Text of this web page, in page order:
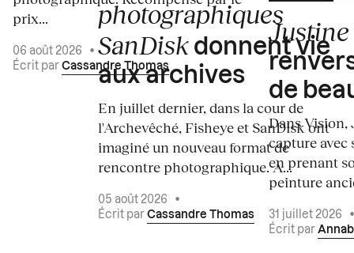
prix...
06 août 2026
•
Écrit par Cassandre Thomas
photographiques
SanDisk donnent vie
aux archives
En juillet dernier, dans la cour de
l'Archevêché, Fisheye et SanDisk ont
imaginé un nouveau format de
rencontre photographique. À...
05 août 2026
•
Écrit par Cassandre Thomas
de
Dans
capture avec
en prenant
peinture
31 juillet 2026
Écrit par